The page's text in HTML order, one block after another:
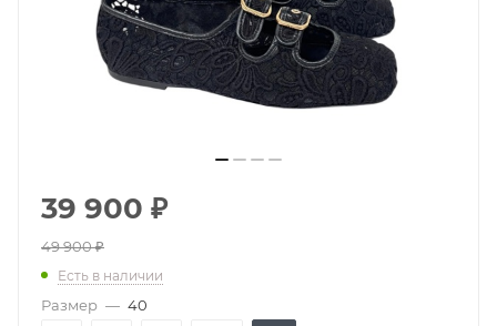
39 900 ₽
49 900₽
Есть в наличии
Размер — 40